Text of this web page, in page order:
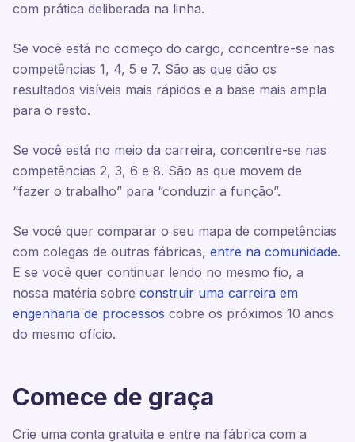
com prática deliberada na linha.
Se você está no começo do cargo, concentre-se nas
competências 1, 4, 5 e 7. São as que dão os
resultados visíveis mais rápidos e a base mais ampla
para o resto.
Se você está no meio da carreira, concentre-se nas
competências 2, 3, 6 e 8. São as que movem de
“fazer o trabalho” para “conduzir a função”.
Se você quer comparar o seu mapa de competências
com colegas de outras fábricas, entre na comunidade.
E se você quer continuar lendo no mesmo fio, a
nossa matéria sobre construir uma carreira em
engenharia de processos cobre os próximos 10 anos
do mesmo ofício.
Comece de graça
Crie uma conta gratuita e entre na fábrica com a